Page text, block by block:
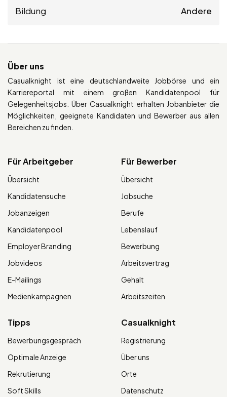
Bildung Andere
Über uns
Casualknight ist eine deutschlandweite Jobbörse und ein
Karriereportal mit einem großen Kandidatenpool für
Gelegenheitsjobs. Über Casualknight erhalten Jobanbieter die
Möglichkeiten, geeignete Kandidaten und Bewerber aus allen
Bereichen zu finden.
Für Arbeitgeber
Übersicht
Kandidatensuche
Jobanzeigen
Kandidatenpool
Employer Branding
Jobvideos
E-Mailings
Medienkampagnen
Für Bewerber
Übersicht
Jobsuche
Berufe
Lebenslauf
Bewerbung
Arbeitsvertrag
Gehalt
Arbeitszeiten
Tipps
Bewerbungsgespräch
Optimale Anzeige
Rekrutierung
Soft Skills
Casualknight
Registrierung
Über uns
Orte
Datenschutz